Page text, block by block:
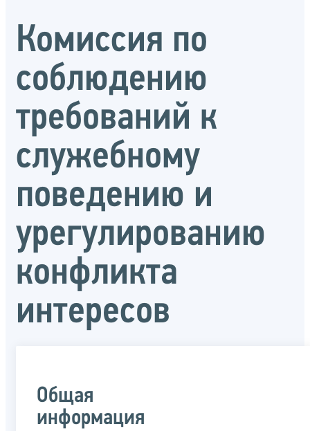
Комиссия по
соблюдению
требований к
служебному
поведению и
урегулированию
конфликта
интересов
Общая
информация